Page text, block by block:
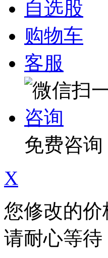
自选股
购物车
客服
咨询
免费咨询
X
您修改的
请耐心等待